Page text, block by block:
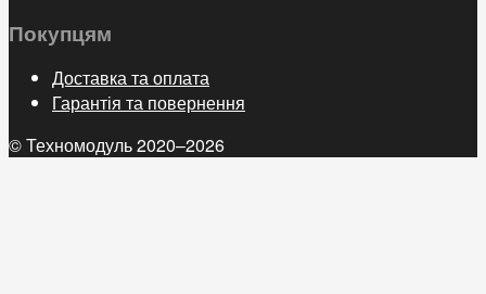
Покупцям
Доставка та оплата
Гарантія та повернення
© Техномодуль 2020–2026